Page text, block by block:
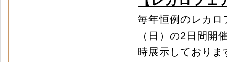
毎年恒例のレカ
（日）の2日間開
時展示しており